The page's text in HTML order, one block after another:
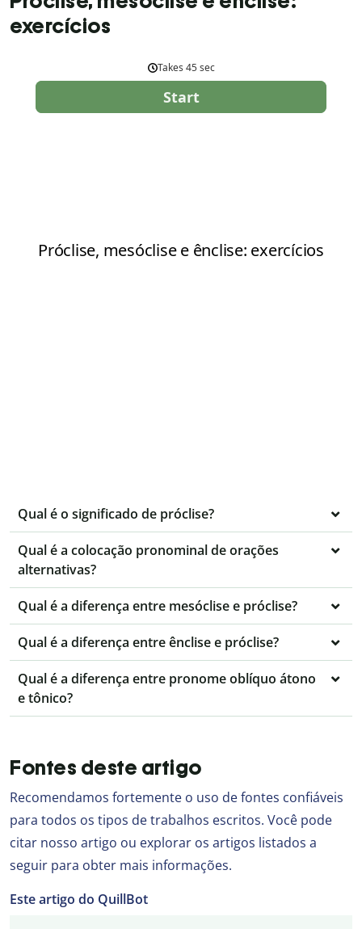
exercícios
Qual é o significado de próclise?
Qual é a colocação pronominal de orações
alternativas?
Qual é a diferença entre mesóclise e próclise?
Qual é a diferença entre ênclise e próclise?
Qual é a diferença entre pronome oblíquo átono
e tônico?
Fontes deste artigo
Recomendamos fortemente o uso de fontes confiáveis
para todos os tipos de trabalhos escritos. Você pode
citar nosso artigo ou explorar os artigos listados a
seguir para obter mais informações.
Este artigo do QuillBot